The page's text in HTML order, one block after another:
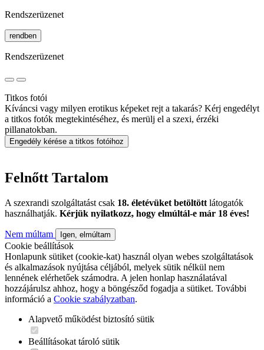
Rendszerüzenet
rendben
Rendszerüzenet
Titkos fotói
Kíváncsi vagy milyen erotikus képeket rejt a takarás? Kérj engedélyt
a titkos fotók megtekintéséhez, és merülj el a szexi, érzéki
pillanatokban.
Engedély kérése a titkos fotóihoz
Felnőtt Tartalom
A szexrandi szolgáltatást csak 18. életévüket betöltött látogatók
használhatják. Kérjük nyilatkozz, hogy elmúltál-e már 18 éves!
Nem múltam Igen, elmúltam
Cookie beállítások
Honlapunk sütiket (cookie-kat) használ olyan webes szolgáltatások
és alkalmazások nyújtása céljából, melyek sütik nélkül nem
lennének elérhetőek számodra. A jelen honlap használatával
hozzájárulsz ahhoz, hogy a böngésződ fogadja a sütiket. További
információ a Cookie szabályzatban.
Alapvető működést biztosító sütik
Beállításokat tároló sütik